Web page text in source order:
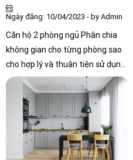
qua bài viết dưới đây nhé!
Ngày đăng: 10/04/2023 - by Admin
Căn hộ 2 phòng ngủ Phân chia
không gian cho từng phòng sao
cho hợp lý và thuận tiện sử dụng.
Lựa chọn đồ nội thất phù hợp với
không gian của từng phòng như
tủ quần áo, giường ngủ, bàn làm
việc, bàn trang điểm... Sử dụng
đồ nội thất đa năng để tiết kiệm
diện tích như bàn ăn kết hợp tủ